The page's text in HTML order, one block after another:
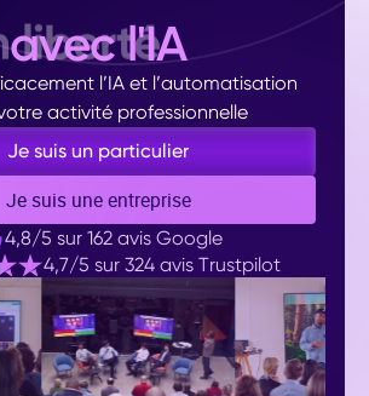
avec l'IA
l’IA et l’automatisation
activité professionnelle
Je suis un particulier
Je suis une entreprise
4,8/5 sur 162 avis Google
4,7/5 sur 324 avis Trustpilot